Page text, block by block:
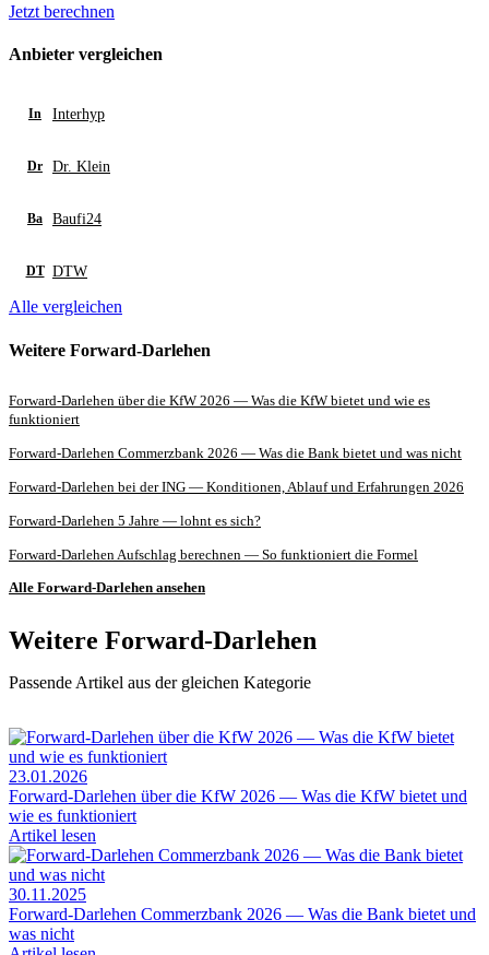
Jetzt berechnen
Anbieter vergleichen
In Interhyp
Dr Dr. Klein
Ba Baufi24
DT DTW
Alle vergleichen
Weitere Forward-Darlehen
Forward-Darlehen über die KfW 2026 — Was die KfW bietet und wie es
funktioniert
Forward-Darlehen Commerzbank 2026 — Was die Bank bietet und was nicht
Forward-Darlehen bei der ING — Konditionen, Ablauf und Erfahrungen 2026
Forward-Darlehen 5 Jahre — lohnt es sich?
Forward-Darlehen Aufschlag berechnen — So funktioniert die Formel
Alle Forward-Darlehen ansehen
Weitere Forward-Darlehen
Passende Artikel aus der gleichen Kategorie
23.01.2026
Forward-Darlehen über die KfW 2026 — Was die KfW bietet und
wie es funktioniert
Artikel lesen
30.11.2025
Forward-Darlehen Commerzbank 2026 — Was die Bank bietet und
was nicht